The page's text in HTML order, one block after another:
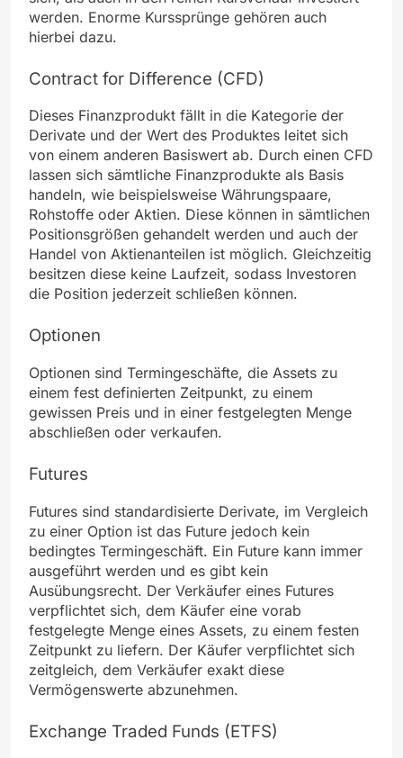
werden. Enorme Kurssprünge gehören auch
hierbei dazu.
Contract for Difference (CFD)
Dieses Finanzprodukt fällt in die Kategorie der
Derivate und der Wert des Produktes leitet sich
von einem anderen Basiswert ab. Durch einen CFD
lassen sich sämtliche Finanzprodukte als Basis
handeln, wie beispielsweise Währungspaare,
Rohstoffe oder Aktien. Diese können in sämtlichen
Positionsgrößen gehandelt werden und auch der
Handel von Aktienanteilen ist möglich. Gleichzeitig
besitzen diese keine Laufzeit, sodass Investoren
die Position jederzeit schließen können.
Optionen
Optionen sind Termingeschäfte, die Assets zu
einem fest definierten Zeitpunkt, zu einem
gewissen Preis und in einer festgelegten Menge
abschließen oder verkaufen.
Futures
Futures sind standardisierte Derivate, im Vergleich
zu einer Option ist das Future jedoch kein
bedingtes Termingeschäft. Ein Future kann immer
ausgeführt werden und es gibt kein
Ausübungsrecht. Der Verkäufer eines Futures
verpflichtet sich, dem Käufer eine vorab
festgelegte Menge eines Assets, zu einem festen
Zeitpunkt zu liefern. Der Käufer verpflichtet sich
zeitgleich, dem Verkäufer exakt diese
Vermögenswerte abzunehmen.
Exchange Traded Funds (ETFS)